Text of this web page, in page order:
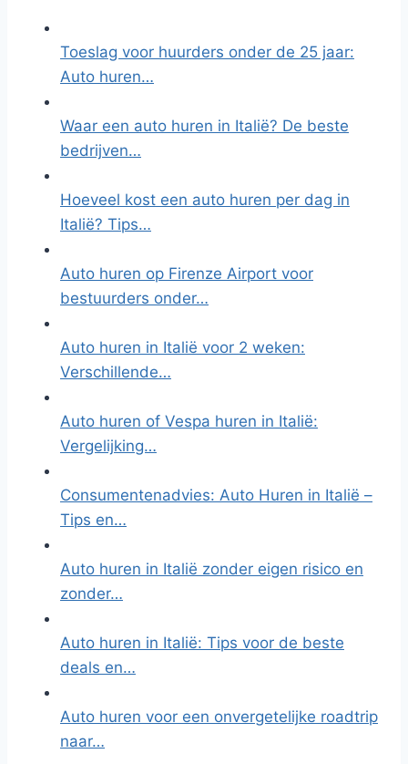
Toeslag voor huurders onder de 25 jaar:
Auto huren…
Waar een auto huren in Italië? De beste
bedrijven…
Hoeveel kost een auto huren per dag in
Italië? Tips…
Auto huren op Firenze Airport voor
bestuurders onder…
Auto huren in Italië voor 2 weken:
Verschillende…
Auto huren of Vespa huren in Italië:
Vergelijking…
Consumentenadvies: Auto Huren in Italië –
Tips en…
Auto huren in Italië zonder eigen risico en
zonder…
Auto huren in Italië: Tips voor de beste
deals en…
Auto huren voor een onvergetelijke roadtrip
naar…